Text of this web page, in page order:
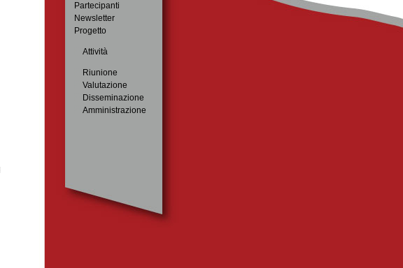
Partecipanti
Newsletter
Progetto
Attività
Riunione
Valutazione
Disseminazione
Amministrazione